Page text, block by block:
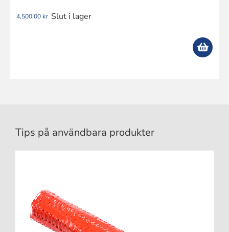
4,500.00 kr Slut i lager
Tips på användbara produkter